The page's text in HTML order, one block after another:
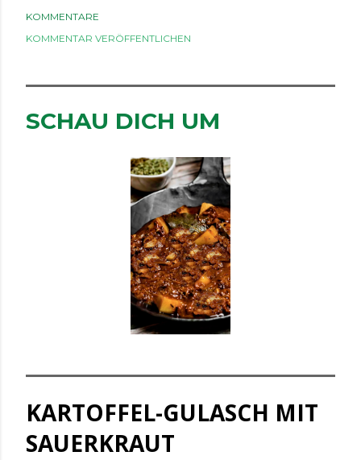
KOMMENTARE
KOMMENTAR VERÖFFENTLICHEN
SCHAU DICH UM
KARTOFFEL-GULASCH MIT
SAUERKRAUT